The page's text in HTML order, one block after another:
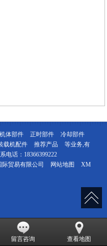
机体部件 正时部件
冷却部件
载机配件 推荐产品
等业务,有
电话： 18366399222
贸易有限公司 网站地图
XM
留言咨询 查看地图